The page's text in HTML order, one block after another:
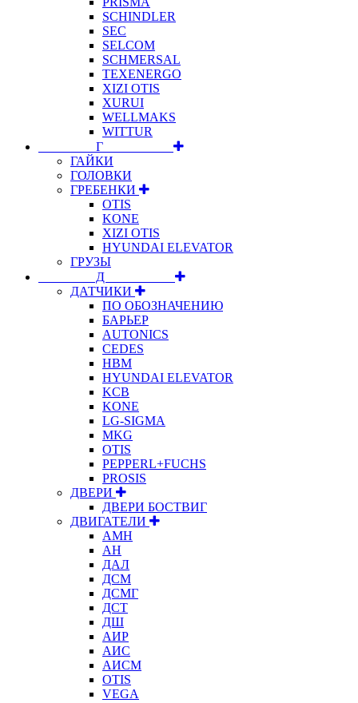
SCHINDLER
SEC
SELCOM
SCHMERSAL
TEXENERGO
XIZI OTIS
XURUI
WELLMAKS
WITTUR
⠀⠀⠀⠀⠀⠀Г⠀⠀⠀⠀⠀⠀⠀
ГАЙКИ
ГОЛОВКИ
ГРЕБЕНКИ
OTIS
KONE
XIZI OTIS
HYUNDAI ELEVATOR
ГРУЗЫ
⠀⠀⠀⠀⠀⠀Д⠀⠀⠀⠀⠀⠀⠀
ДАТЧИКИ
ПО ОБОЗНАЧЕНИЮ
БАРЬЕР
AUTONICS
CEDES
HBM
HYUNDAI ELEVATOR
KCB
KONE
LG-SIGMA
MKG
OTIS
PEPPERL+FUCHS
PROSIS
ДВЕРИ
ДВЕРИ БОСТВИГ
ДВИГАТЕЛИ
АМН
АН
ДАЛ
ДСМ
ДСМГ
ДСТ
ДШ
АИР
АИС
АИСМ
OTIS
VEGA